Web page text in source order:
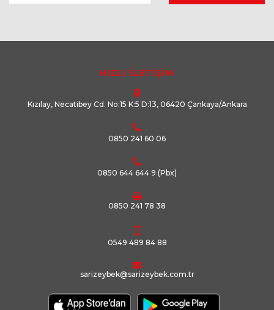
HIZLI İLETİŞİM
Kızılay, Necatibey Cd. No:15 K:5 D:13, 06420 Çankaya/Ankara
0850 241 60 06
0850 644 644 9 (Pbx)
0850 241 78 38
0549 489 84 88
sarizeybek@sarizeybek.com.tr